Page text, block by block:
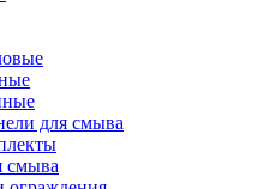
для смыва
смыва